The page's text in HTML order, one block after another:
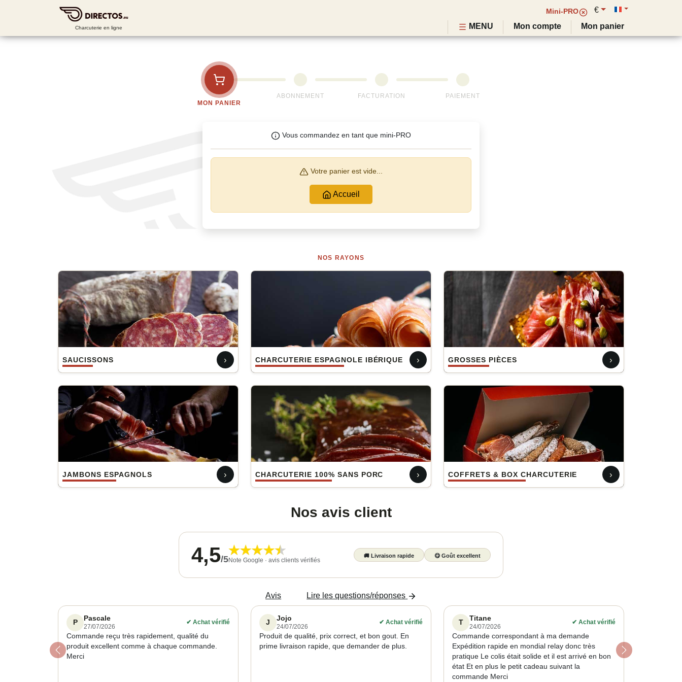
Charcuterie en ligne
Mini-PRO
€
MENU
Mon compte Mon panier
MON PANIER
ABONNEMENT FACTURATION PAIEMENT
Vous commandez en tant que mini-PRO
Votre panier est vide...
Accueil
NOS RAYONS
SAUCISSONS › CHARCUTERIE ESPAGNOLE IBÉRIQUE › GROSSES PIÈCES ›
JAMBONS ESPAGNOLS › CHARCUTERIE 100% SANS PORC › COFFRETS & BOX CHARCUTERIE ›
Nos avis client
4,5/5Note Google · avis clients vérifiés
🚚Livraison rapide 😋Goût excellent
Avis Lire les questions/réponses
P
Pascale
27/07/2026
✔ Achat vérifié
Commande reçu très rapidement, qualité du
produit excellent comme à chaque commande.
Merci
J
Jojo
24/07/2026
✔ Achat vérifié
Produit de qualité, prix correct, et bon gout. En
prime livraison rapide, que demander de plus.
T
Titane
24/07/2026
✔ Achat vérifié
Commande correspondant à ma demande
Expédition rapide en mondial relay donc très
pratique Le colis était solide et il est arrivé en bon
état Et en plus le petit cadeau suivant la
commande Merci
Previous Next